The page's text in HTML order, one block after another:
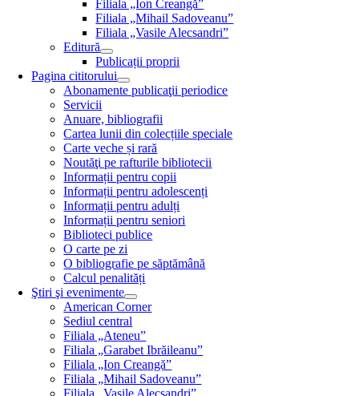
Filiala „Ion Creangă”
Filiala „Mihail Sadoveanu”
Filiala „Vasile Alecsandri”
Editură
Publicații proprii
Pagina cititorului
Abonamente publicaţii periodice
Servicii
Anuare, bibliografii
Cartea lunii din colecțiile speciale
Carte veche și rară
Noutăţi pe rafturile bibliotecii
Informații pentru copii
Informații pentru adolescenți
Informații pentru adulți
Informații pentru seniori
Biblioteci publice
O carte pe zi
O bibliografie pe săptămână
Calcul penalități
Ştiri şi evenimente
American Corner
Sediul central
Filiala „Ateneu”
Filiala „Garabet Ibrăileanu”
Filiala „Ion Creangă”
Filiala „Mihail Sadoveanu”
Filiala „Vasile Alecsandri”